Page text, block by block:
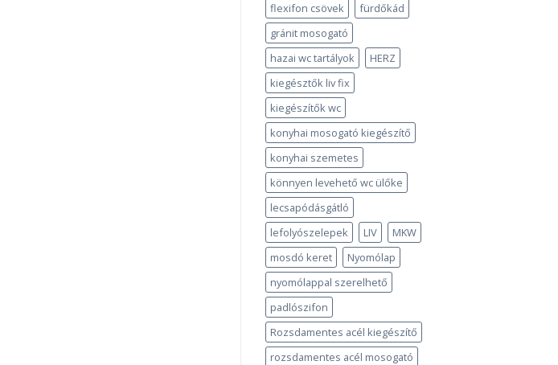
flexifon csövek
fürdőkád
gránit mosogató
hazai wc tartályok
HERZ
kiegésztők liv fix
kiegészítők wc
konyhai mosogató kiegészítő
konyhai szemetes
könnyen levehető wc ülőke
lecsapódásgátló
lefolyószelepek
LIV
MKW
mosdó keret
Nyomólap
nyomólappal szerelhető
padlószifon
Rozsdamentes acél kiegészítő
rozsdamentes acél mosogató